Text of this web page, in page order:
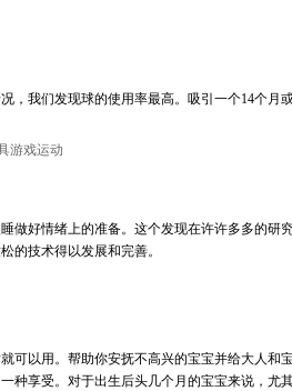
，我们发现球的使用率最高。吸引一个14个月
游戏运动
做好情绪上的准备。这个发现在许许多多的研
的技术得以发展和完善。
可以用。帮助你安抚不高兴的宝宝并给大人和
种享受。对于出生后头几个月的宝宝来说，尤其